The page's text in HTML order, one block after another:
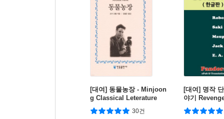
[대여] 동물농장 - Minjoon
g Classical Leterature
30건
[대여] 명작
야기
글판)